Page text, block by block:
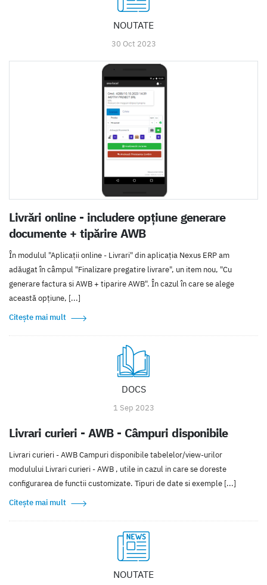
NOUTATE
30 Oct 2023
Livrări online - includere opțiune generare
documente + tipărire AWB
În modulul "Aplicații online - Livrari" din aplicația Nexus ERP am
adăugat în câmpul "Finalizare pregatire livrare", un item nou, "Cu
generare factura si AWB + tiparire AWB". În cazul în care se alege
această opțiune, [...]
Citește mai mult
DOCS
1 Sep 2023
Livrari curieri - AWB - Câmpuri disponibile
Livrari curieri - AWB Campuri disponibile tabelelor/view-urilor
modulului Livrari curieri - AWB , utile in cazul in care se doreste
configurarea de functii customizate. Tipuri de date si exemple [...]
Citește mai mult
NOUTATE